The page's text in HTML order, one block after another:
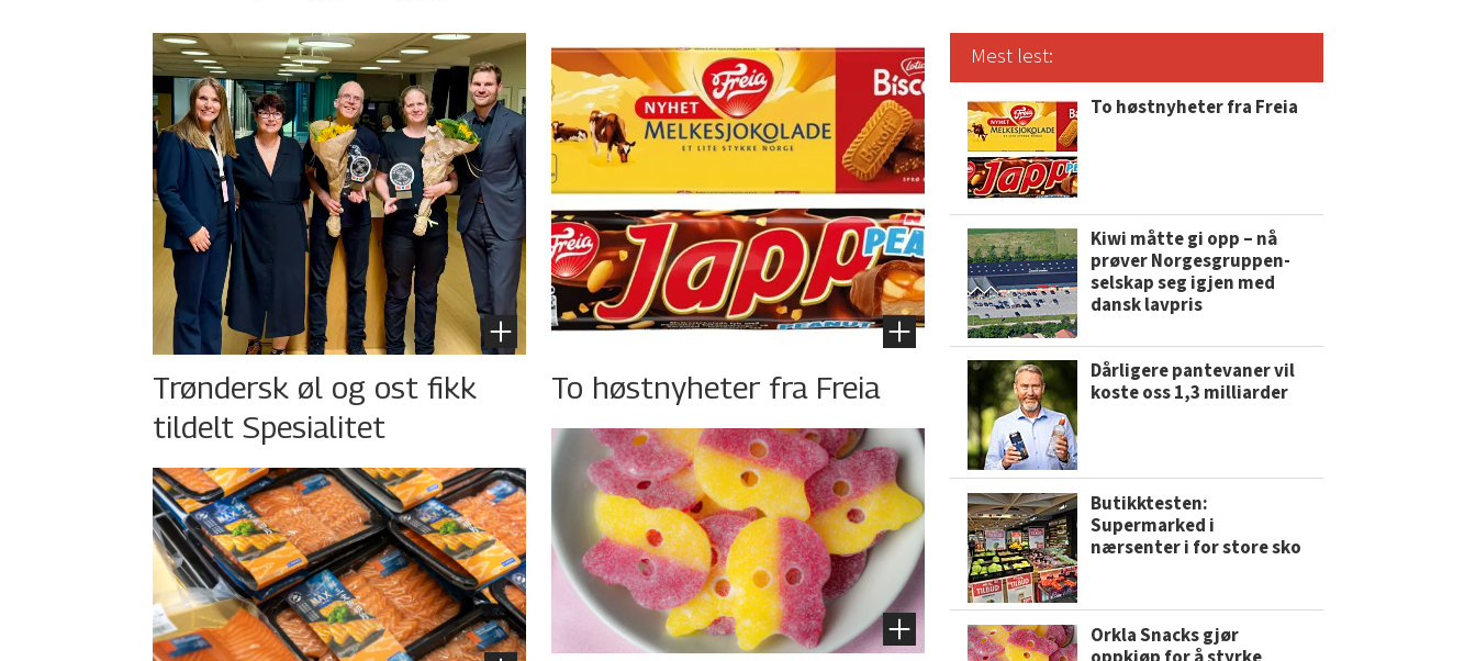
Trøndersk øl og ost fikk
tildelt Spesialitet
To høstnyheter fra Freia
Mest lest:
To høstnyheter fra Freia
Kiwi måtte gi opp – nå
prøver Norgesgruppen-
selskap seg igjen med
dansk lavpris
Dårligere pantevaner vil
koste oss 1,3 milliarder
Butikktesten:
Supermarked i
nærsenter i for store sko
Orkla Snacks gjør